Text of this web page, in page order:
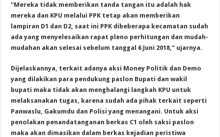
“Mereka tidak memberikan tanda tangan itu adalah hak
mereka dan KPU melalui PPK tetap akan memberikan
lampiran D1 dan D2, saat ini PPK dibeberapa kecamatan sudah
ada yang menyelesaikan rapat pleno perhitungan dan mudah-
mudahan akan selesai sebelum tanggal 6 Juni 2018,” ujarnya.
Dijelaskannya, terkait adanya aksi Money Politik dan Demo
yang dilakikan para pendukung paslon Bupati dan wakil
bupati maka tidak akan menghalangi langkah KPU untuk
melaksanakan tugas, karena sudah ada pihak terkait seperti
Panwaslu, Gakumdu dan Polisi yang menangani. Untuk aksi
penolakan penandatanganan berkas C1 oleh saksi paslon
maka akan dimasikan dalam berkas kejadian peristiwa